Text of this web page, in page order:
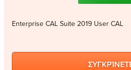
Enterprise CAL Suite 2019 User CAL